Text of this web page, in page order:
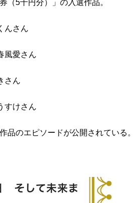
（5千円分）」の入選作品。
んさん
愛さん
さん
けさん
品のエピソードが公開されている。